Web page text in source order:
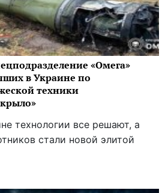
«Омега»
в Украине по
техники
технологии все решают, а
стали новой элитой